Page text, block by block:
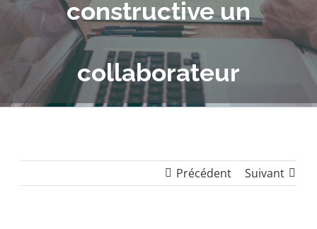
constructive un
collaborateur
Précédent Suivant